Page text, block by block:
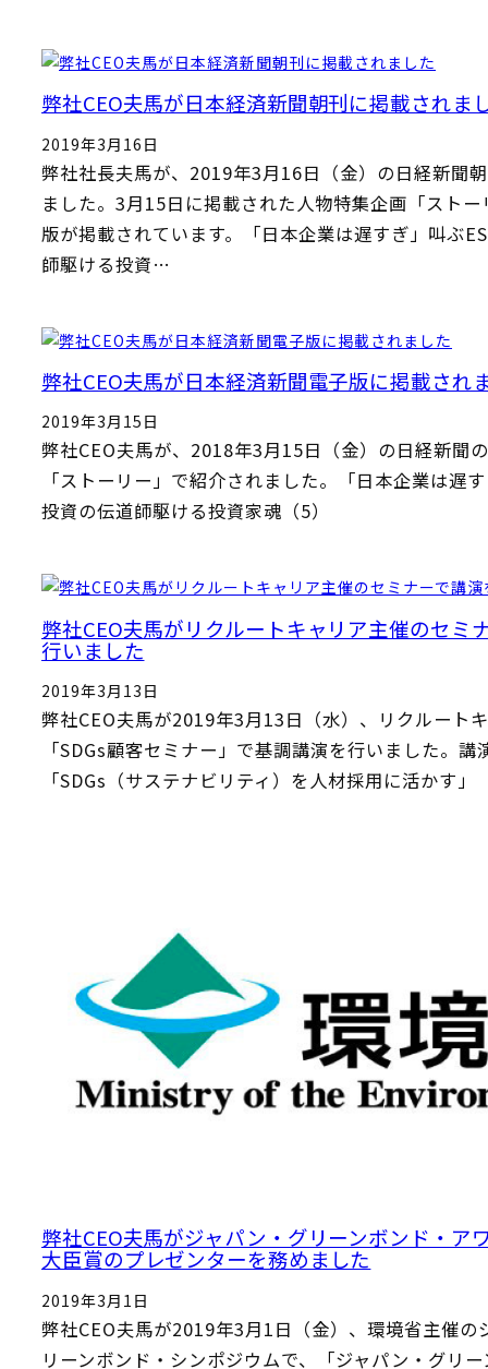
弊社CEO夫馬が日本経済新聞朝刊に掲載されま
2019年3月16日
弊社社長夫馬が、2019年3月16日（金）の日経新聞
ました。3月15日に掲載された人物特集企画「スト
版が掲載されています。「日本企業は遅すぎ」叫ぶ
師駆ける投資…
弊社CEO夫馬が日本経済新聞電子版に掲載され
2019年3月15日
弊社CEO夫馬が、2018年3月15日（金）の日経新聞
「ストーリー」で紹介されました。「日本企業は遅
投資の伝道師駆ける投資家魂（5）
弊社CEO夫馬がリクルートキャリア主催のセミ
行いました
2019年3月13日
弊社CEO夫馬が2019年3月13日（水）、リクルート
「SDGs顧客セミナー」で基調講演を行いました。講
「SDGs（サステナビリティ）を人材採用に活かす」
弊社CEO夫馬がジャパン・グリーンボンド・ア
大臣賞のプレゼンターを務めました
2019年3月1日
弊社CEO夫馬が2019年3月1日（金）、環境省主催の
リーンボンド・シンポジウムで、「ジャパン・グリ